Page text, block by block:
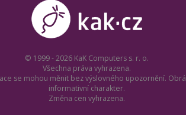
© 1999 - 2026 KaK Computers s. r. o.
Všechna práva vyhrazena.
se mohou měnit bez výslovného upozornění.
informativní charakter.
Změna cen vyhrazena.